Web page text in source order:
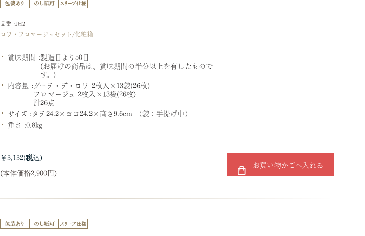
ロワ・フロマージュセット/化粧箱
品番 :JH2
賞味期間 :製造日より50日
(お届けの商品は、賞味期間の半分以上を有したもので
す。)
内容量 :グーテ・デ・ロワ 2枚入×13袋(26枚)
フロマージュ 2枚入×13袋(26枚)
計26点
サイズ :タテ24.2×ヨコ24.2×高さ9.6cm （袋：手提げ中）
重さ :0.8kg
￥3,132
(本体価格2,900円)
お買い物かごへ入れる